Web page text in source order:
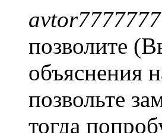
позволите
объяснения
позвольте
тогда